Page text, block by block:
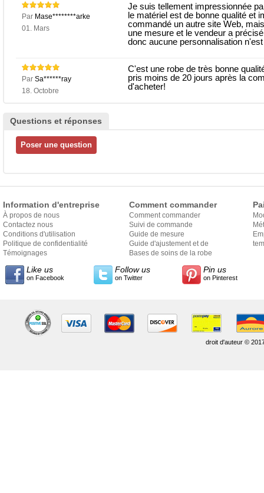
Par Mase********arke
01. Mars
Je suis tellement impressionnée
le matériel est de bonne qualité et
commandé un autre site Web,
une mesure et le vendeur a
donc aucune personnalisation
Par Sa******ray
18. Octobre
C'est une robe de très bonne
pris moins de 20 jours après la
d'acheter!
Questions et réponses
Information d'entreprise
À propos de nous
Contactez nous
Conditions d'utilisation
Politique de confidentialité
Témoignages
Comment commander
Comment commander
Suivi de commande
Guide de mesure
Guide d'ajustement et de
style
Bases de soins de la robe
Like us
on Facebook
Follow us
on Twitter
Pin us
on Pinterest
droit d'auteur ©